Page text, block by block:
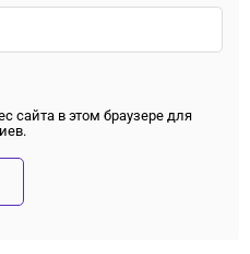
сайта в этом браузере для